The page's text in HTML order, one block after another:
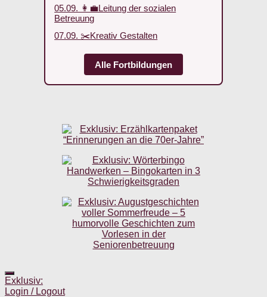
05.09. 👩‍💼Leitung der sozialen
Betreuung
07.09. ✂️Kreativ Gestalten
Alle Fortbildungen
Exklusiv:
Login / Logout